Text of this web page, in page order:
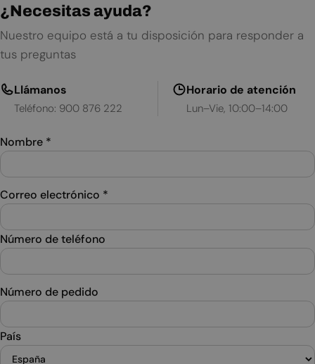
¿Necesitas ayuda?
Nuestro equipo está a tu disposición para responder a
tus preguntas
Llámanos
Teléfono: 900 876 222
Horario de atención
Lun–Vie, 10:00–14:00
Nombre *
Correo electrónico *
Número de teléfono
Número de pedido
País